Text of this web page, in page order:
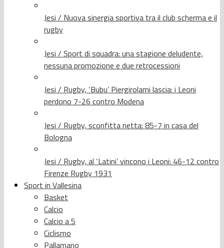
Jesi / Nuova sinergia sportiva tra il club scherma e il
rugby
Jesi / Sport di squadra: una stagione deludente,
nessuna promozione e due retrocessioni
Jesi / Rugby, ‘Bubu’ Piergirolami lascia: i Leoni
perdono 7-26 contro Modena
Jesi / Rugby, sconfitta netta: 85-7 in casa del
Bologna
Jesi / Rugby, al ‘Latini’ vincono i Leoni: 46-12 contro
Firenze Rugby 1931
Sport in Vallesina
Basket
Calcio
Calcio a 5
Ciclismo
Pallamano